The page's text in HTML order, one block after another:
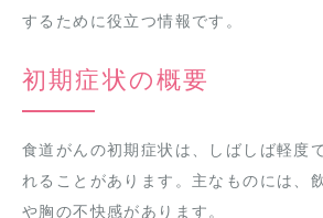
するために役立つ情報です。
初期症状の概要
食道がんの初期症状は、しばしば軽度
れることがあります。主なものには、
や胸の不快感があります。